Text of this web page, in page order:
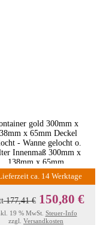
gold 300mm x
x 65mm Deckel
- Wanne gelocht o.
Innenmaß 300mm x
138mm x 65mm
ca. 14 Werktage
177,41 € 150,80 €
19 % MwSt. Steuer-Info
zzgl. Versandkosten